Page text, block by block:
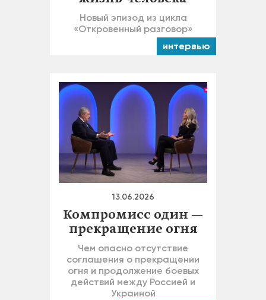
Новый эпизод из цикла
«Откровенный разговор»
интервью
13.06.2026
Компромисс один —
прекращение огня
Чем опасно отсутствие
соглашения о прекращении
огня и продолжение боевых
действий между Россией и
Украиной